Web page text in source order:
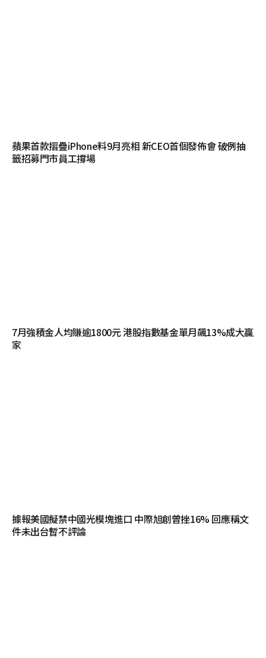
蘋果首款摺疊iPhone料9月亮相 新CEO首個發佈會 破例抽
籤招募門市員工撐場
7月強積金人均賺逾1800元 港股指數基金單月飆13%成大贏
家
據報美國擬禁中國光模塊進口 中際旭創曾挫16% 回應稱文
件未出台暫不評論